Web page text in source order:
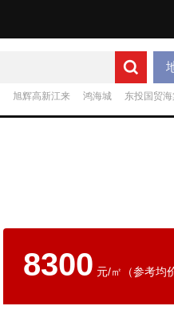
旭辉高新江来 鸿海城 东投国贸
8300 元/㎡（参考均